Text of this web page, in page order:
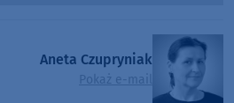
Aneta Czupryniak
Pokaż e-mail